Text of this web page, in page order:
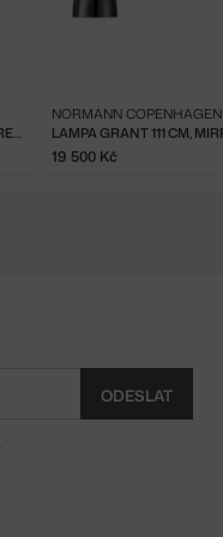
LAMPA GRANT Ø45, MIRRORED BLACK
NORMANN COPENHAGEN
19 500 Kč
ODESLAT